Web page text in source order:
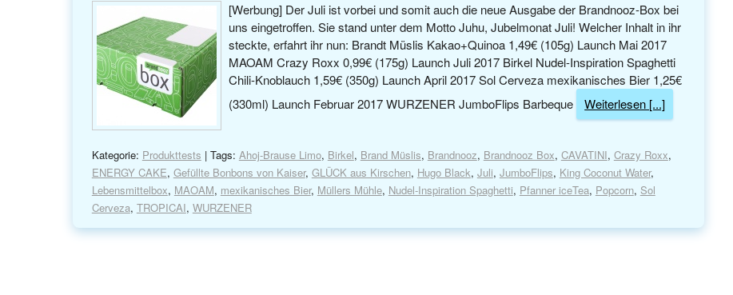
[Werbung] Der Juli ist vorbei und somit auch die neue Ausgabe der Brandnooz-Box bei
uns eingetroffen. Sie stand unter dem Motto Juhu, Jubelmonat Juli! Welcher Inhalt in ihr
steckte, erfahrt ihr nun: Brandt Müslis Kakao+Quinoa 1,49€ (105g) Launch Mai 2017
MAOAM Crazy Roxx 0,99€ (175g) Launch Juli 2017 Birkel Nudel-Inspiration Spaghetti
Chili-Knoblauch 1,59€ (350g) Launch April 2017 Sol Cerveza mexikanisches Bier 1,25€
(330ml) Launch Februar 2017 WURZENER JumboFlips Barbeque
Weiterlesen [...]
Kategorie: Produkttests | Tags: Ahoj-Brause Limo, Birkel, Brand Müslis, Brandnooz, Brandnooz Box, CAVATINI, Crazy Roxx,
ENERGY CAKE, Gefüllte Bonbons von Kaiser, GLÜCK aus Kirschen, Hugo Black, Juli, JumboFlips, King Coconut Water,
Lebensmittelbox, MAOAM, mexikanisches Bier, Müllers Mühle, Nudel-Inspiration Spaghetti, Pfanner iceTea, Popcorn, Sol
Cerveza, TROPICAI, WURZENER